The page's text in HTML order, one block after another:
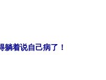
躺着说自己病了！